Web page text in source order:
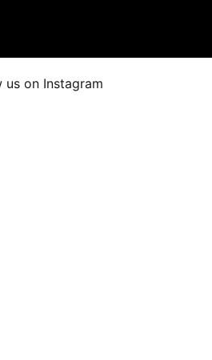
us on Instagram